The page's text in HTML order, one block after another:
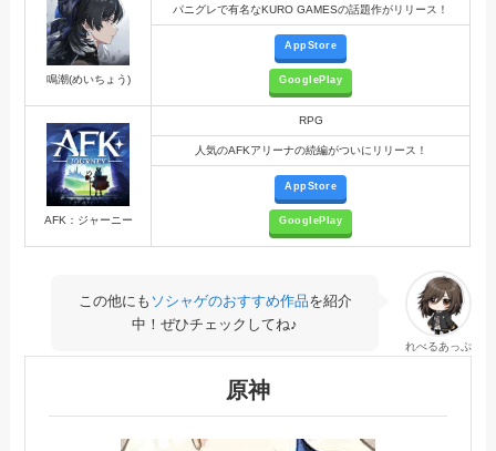
鳴潮(めいちょう)
パニグレで有名なKURO GAMESの話題作がリリース！
AppStore
GooglePlay
AFK：ジャーニー
RPG
人気のAFKアリーナの続編がついにリリース！
AppStore
GooglePlay
れべるあっぷ
この他にも ソシャゲのおすすめ作品を紹介
中！ぜひチェックしてね♪
原神